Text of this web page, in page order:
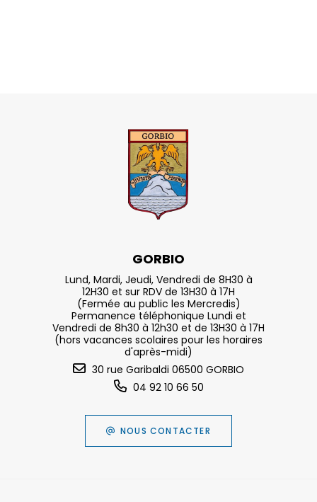
GORBIO
Lund, Mardi, Jeudi, Vendredi de 8H30 à
12H30 et sur RDV de 13H30 à 17H
(Fermée au public les Mercredis)
Permanence téléphonique Lundi et
Vendredi de 8h30 à 12h30 et de 13H30 à 17H
(hors vacances scolaires pour les horaires
d'après-midi)
30 rue Garibaldi 06500 GORBIO
04 92 10 66 50
NOUS CONTACTER